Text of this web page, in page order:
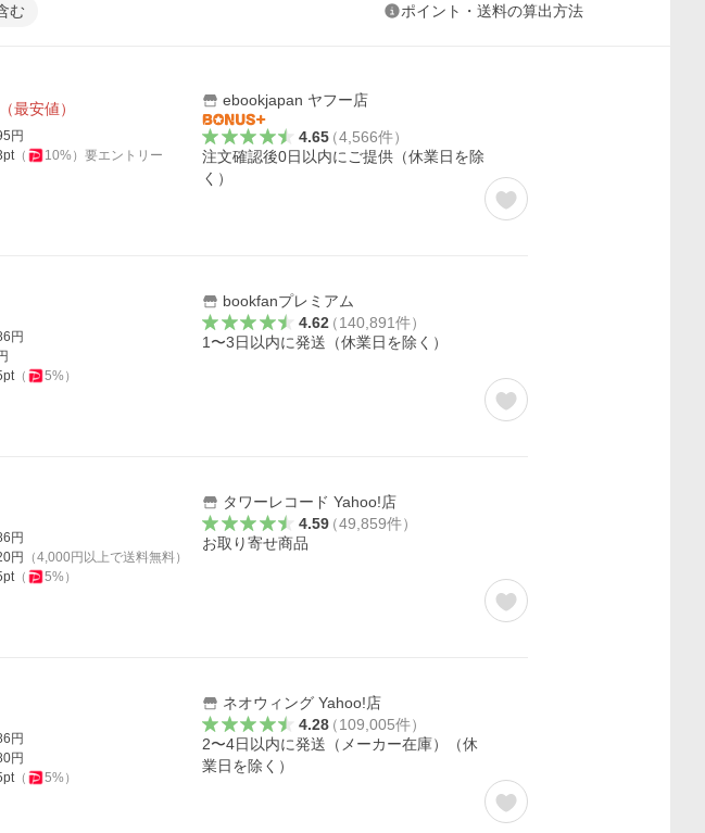
む ポイント・送料の算出方法
（最安値）
円
pt（ 10%） 要エントリー
ebookjapan ヤフー店
4.65（4,566件）
注文確認後0日以内にご提供（休業日を除
く）
円
pt（ 5%）
bookfanプレミアム
4.62（140,891件）
1〜3日以内に発送（休業日を除く）
円
円 （4,000 円以上で送料無料）
pt（ 5%）
タワーレコード Yahoo!店
4.59（49,859件）
お取り寄せ商品
円
円
pt（ 5%）
ネオウィング Yahoo!店
4.28（109,005件）
2〜4日以内に発送（メーカー在庫）（休
業日を除く）